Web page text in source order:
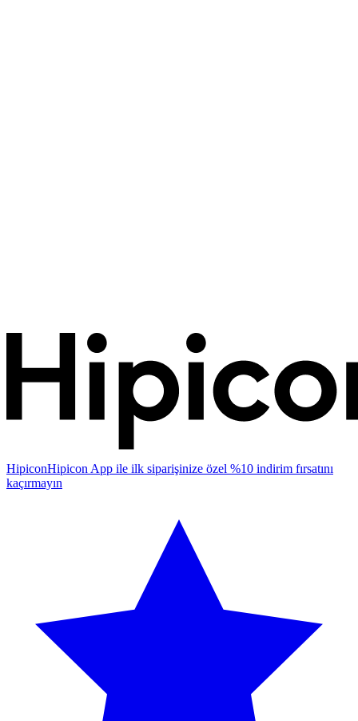
HipiconHipicon App ile ilk siparişinize özel %10 indirim fırsatını
kaçırmayın